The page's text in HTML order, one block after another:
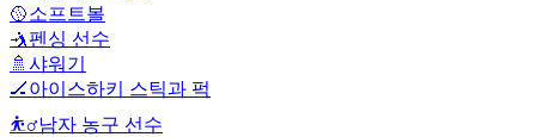
🥎소프트볼
🤺 펜싱 선수
🚿 샤워기
🏒아이스하키 스틱과 퍽
⛹️‍♂️남자 농구 선수